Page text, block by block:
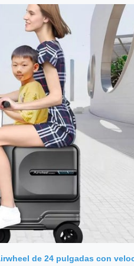
de 24 pulgadas con